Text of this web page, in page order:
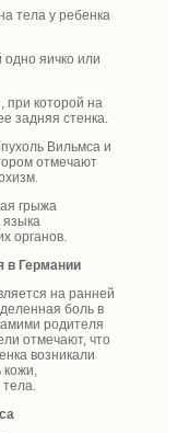
тела у ребенка
одно яичко или
при которой на
задняя стенка.
Вильмса и
отмечают
грыжа
органов.
в Германии
на ранней
боль в
родителя
отмечают, что
возникали